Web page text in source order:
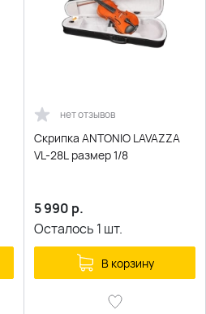
нет отзывов
Скрипка ANTONIO LAVAZZA
VL-28L размер 1/8
5 990 р.
Осталось 1 шт.
В корзину